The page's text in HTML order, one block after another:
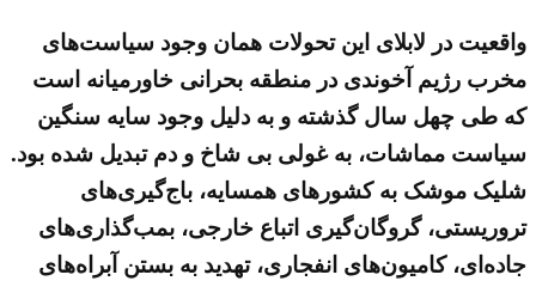
واقعیت در لابلای این تحولات همان وجود سیاست‌های
مخرب رژیم آخوندی در منطقه بحرانی خاورمیانه است
که طی چهل سال گذشته و به دلیل وجود سایه سنگین
سیاست مماشات، به غولی بی شاخ و دم تبدیل شده بود.
شلیک موشک به کشورهای همسایه، باج‌گیری‌های
تروریستی، گروگان‌گیری اتباع خارجی، بمب‌گذاری‌های
جاده‌ای، کامیون‌های انفجاری، تهدید به بستن آبراه‌های